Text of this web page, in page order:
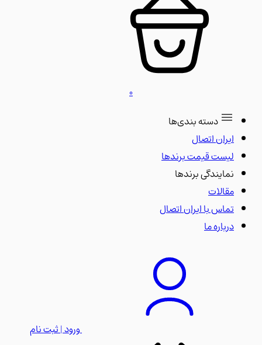
دسته بندی‌ها
ایران اتصال
لیست قیمت برندها
نمایندگی برندها
مقالات
تماس با ایران اتصال
درباره ما
ورود | ثبت نام